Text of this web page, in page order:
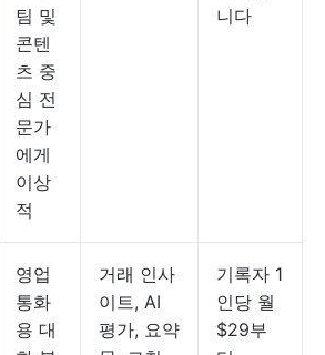
팀 및
콘텐
츠 중
심 전
문가
에게
이상
적
니다
영업
통화
용 대
거래 인사
이트, AI
평가, 요약
기록자 1
인당 월
$29부